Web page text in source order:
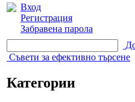
Вход
Регистрация
Забравена парола
Съвети за ефективно търсене
Категории